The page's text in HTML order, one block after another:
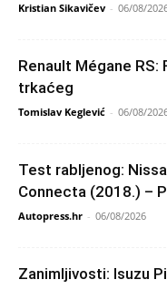
Kristian Sikavičev - 06/08/
Renault Mégane
trkaćeg
Tomislav Keglević - 06/08/
Test rabljenog:
Connecta (2018.) –
Autopress.hr - 06/08/2026
Zanimljivosti: Isuzu